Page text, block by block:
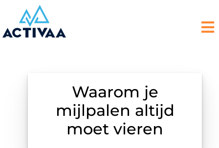
Waarom je
mijlpalen altijd
moet vieren